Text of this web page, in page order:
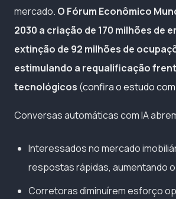
mercado. O Fórum Econômico
2030 a criação de 170 milhões de
extinção de 92 milhões de
estimulando a requalificação
tecnológicos (confira o estudo
Conversas automáticas com IA
Interessados no mercado
respostas rápidas, aumentando
Corretoras diminuírem esforço